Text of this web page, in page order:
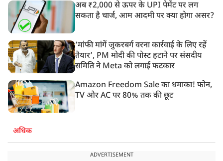
अब ₹2,000 से ऊपर के UPI पेमेंट पर लग
सकता है चार्ज, आम आदमी पर क्या होगा असर?
‘मांफी मांगें जुकरबर्ग वरना कार्रवाई के लिए रहें
तैयार’, PM मोदी की पोस्ट हटाने पर संसदीय
समिति ने Meta को लगाई फटकार
Amazon Freedom Sale का धमाका! फोन,
TV और AC पर 80% तक की छूट
अधिक
ADVERTISEMENT